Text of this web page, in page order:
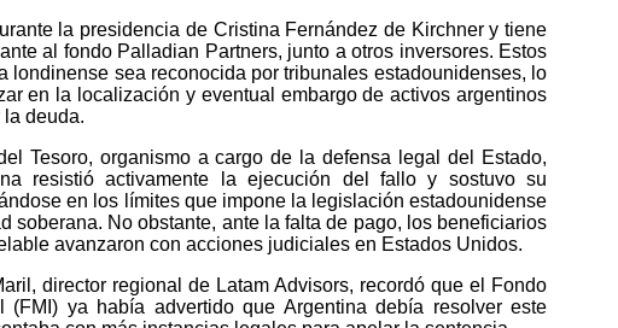
la presidencia de Cristina Fernández de Kirchner y tiene
al fondo Palladian Partners, junto a otros inversores. Estos
londinense sea reconocida por tribunales estadounidenses, lo
en la localización y eventual embargo de activos argentinos
deuda.
Tesoro, organismo a cargo de la defensa legal del Estado,
resistió activamente la ejecución del fallo y sostuvo su
en los límites que impone la legislación estadounidense
soberana. No obstante, ante la falta de pago, los beneficiarios
avanzaron con acciones judiciales en Estados Unidos.
director regional de Latam Advisors, recordó que el Fondo
(FMI) ya había advertido que Argentina debía resolver este